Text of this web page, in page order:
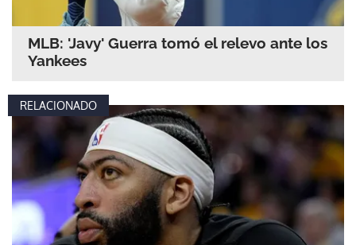
MLB: 'Javy' Guerra tomó el relevo ante los
Yankees
RELACIONADO